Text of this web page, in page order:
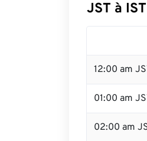
JST à
12:00 am
01:00 am
02:00 am